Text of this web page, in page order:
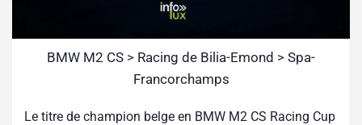
BMW M2 CS > Racing de Bilia-Emond > Spa-
Francorchamps
Le titre de champion belge en BMW M2 CS Racing Cup